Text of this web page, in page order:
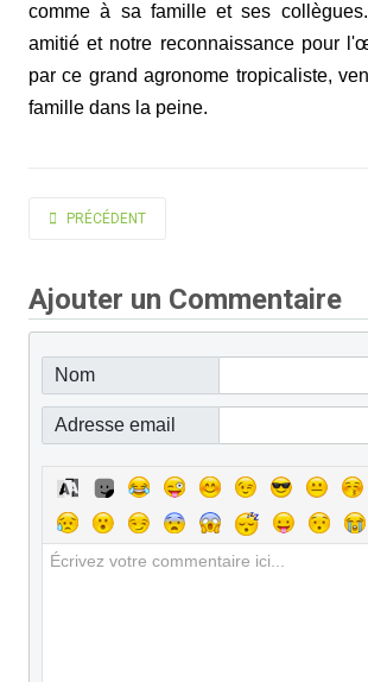
comme à sa famille et ses
amitié et notre reconnaissance pour
par ce grand agronome tropicaliste,
famille dans la peine.
ARTICLE PRÉCÉDENT : BERGONZINI JEAN-CLAUDE
PRÉCÉDENT
Ajouter un Commentaire
Nom
Adresse email